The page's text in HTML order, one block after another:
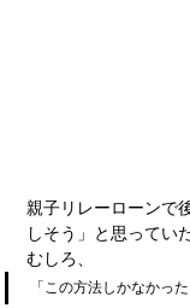
親子リレーローンで
しそう」と思ってい
むしろ、
「この方法しかなかっ